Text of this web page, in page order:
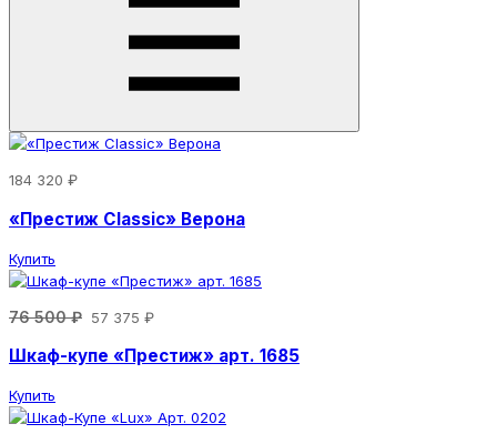
184 320 ₽
«Престиж Classic» Верона
Купить
76 500 ₽ 57 375 ₽
Шкаф-купе «Престиж» арт. 1685
Купить